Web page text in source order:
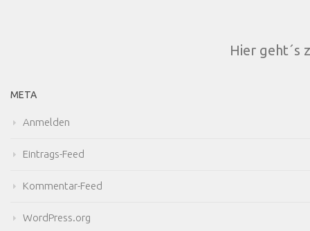
Hier geht´s
META
Anmelden
Eintrags-Feed
Kommentar-Feed
WordPress.org